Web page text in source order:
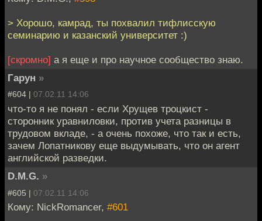
> Хорошо, камрад, ты похвалил тифлисскую
семинарию и казанский университет :)
[скромно] а я еще и про научное сообщество знаю.
Гарун »
#604 | 07.02.11 14:06
что-то я не понял - если Хрущев троцкист -
сторонник уравниловки, против учета разницы в
трудовом вкладе, - а очень похоже, что так и есть,
зачем Лопатникову еще выдумывать, что он агент
английской разведки.
D.M.G. »
#605 | 07.02.11 14:06
Кому: NickRomancer, #601